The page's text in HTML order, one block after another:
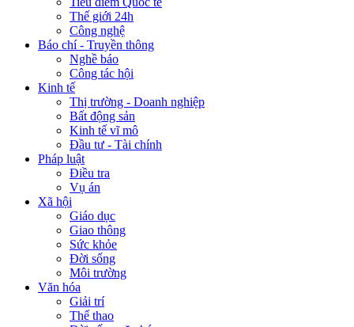
Thế giới 24h
Công nghệ
Báo chí - Truyền thông
Nghề báo
Công tác hội
Kinh tế
Thị trường - Doanh nghiệp
Bất động sản
Kinh tế vĩ mô
Đầu tư - Tài chính
Pháp luật
Điều tra
Vụ án
Xã hội
Giáo dục
Giao thông
Sức khỏe
Đời sống
Môi trường
Văn hóa
Giải trí
Thể thao